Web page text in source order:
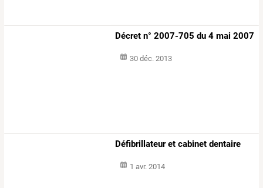
Décret n° 2007-705 du 4 mai 2007
30 déc. 2013
Défibrillateur et cabinet dentaire
1 avr. 2014